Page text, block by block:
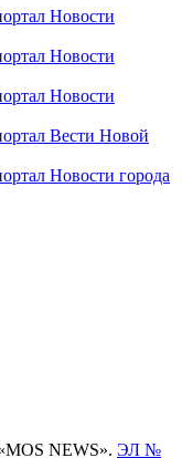
Новости
Новости
Новости
Вести Новой
Новости города
NEWS». ЭЛ №